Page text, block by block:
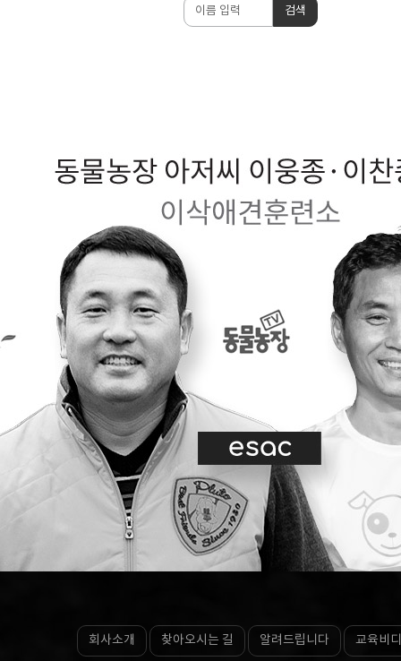
색
검색
회사소개 찾아오시는 길 알려드립니다 교육비